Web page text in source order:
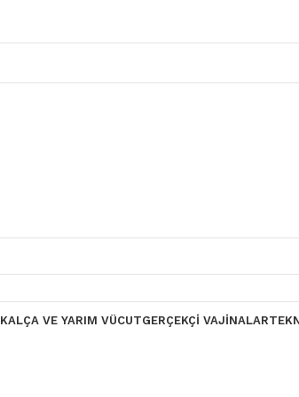
KALÇA VE YARIM VÜCUTGERÇEKÇI VAJINALAR